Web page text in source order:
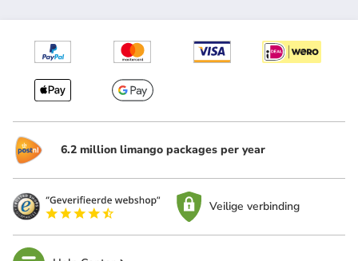
6.2 million limango packages per year
Veilige verbinding